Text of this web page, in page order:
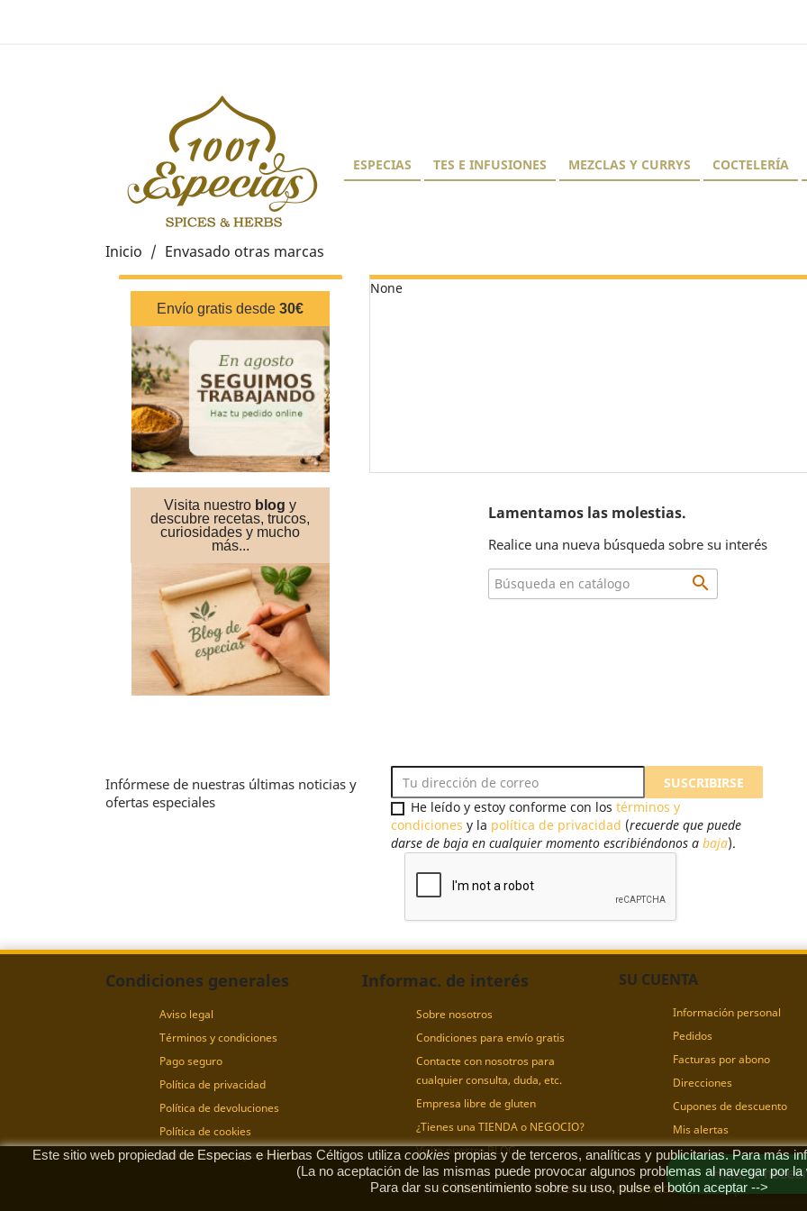
Hola, si
ESPECIAS TES E INFUSIONES MEZCLAS Y CURRYS COCTELERÍA
Inicio Envasado otras marcas
Envío gratis desde30€
Visita nuestro blog y
descubre recetas, trucos,
curiosidades y mucho
más...
None
Lamentamos las molestias.
Realice una nueva búsqueda sobre su interés

Infórmese de nuestras últimas noticias y
ofertas especiales
He leído y estoy conforme con los términos y
condiciones y la política de privacidad (recuerde que puede
darse de baja en cualquier momento escribiéndonos a baja).
Condiciones generales
Aviso legal
Términos y condiciones
Pago seguro
Política de privacidad
Política de devoluciones
Política de cookies
Política de envío y opciones
Informac. de interés
Sobre nosotros
Condiciones para envío gratis
Contacte con nosotros para
cualquier consulta, duda, etc.
Empresa libre de gluten
¿Tienes una TIENDA o NEGOCIO?
Visita nuestro BLOG
SU CUENTA
Información personal
Pedidos
Facturas por abono
Direcciones
Cupones de descuento
Mis alertas
Este sitio web propiedad de Especias e Hierbas Céltigos utiliza cookiespropias y de terceros, analíticas y publicitarias. Para más
(La no aceptación de las mismas puede provocar algunos problemas al navegar por
Para dar su consentimiento sobre su uso, pulse el botón aceptar -->
© 2026 - Todos los derechos reservados. 1001especias